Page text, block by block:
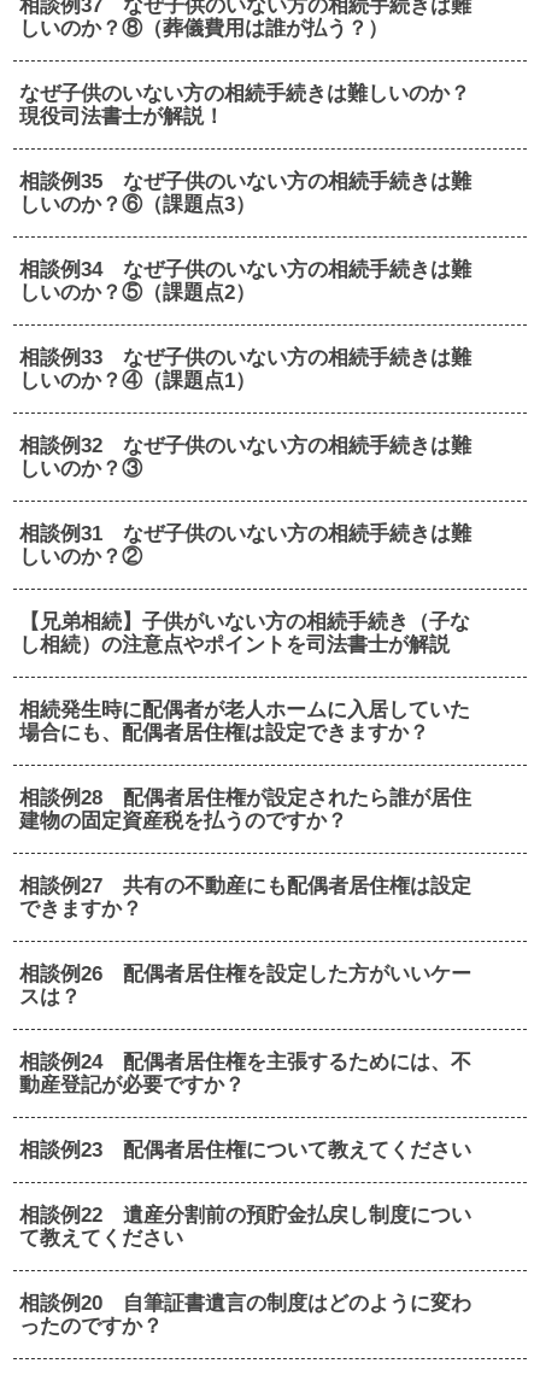
相談例37 なぜ子供のいない方の相続手続きは難
しいのか？⑧（葬儀費用は誰が払う？）
なぜ子供のいない方の相続手続きは難しいのか？
現役司法書士が解説！
相談例35 なぜ子供のいない方の相続手続きは難
しいのか？⑥（課題点3）
相談例34 なぜ子供のいない方の相続手続きは難
しいのか？⑤（課題点2）
相談例33 なぜ子供のいない方の相続手続きは難
しいのか？④（課題点1）
相談例32 なぜ子供のいない方の相続手続きは難
しいのか？③
相談例31 なぜ子供のいない方の相続手続きは難
しいのか？②
【兄弟相続】子供がいない方の相続手続き（子な
し相続）の注意点やポイントを司法書士が解説
相続発生時に配偶者が老人ホームに入居していた
場合にも、配偶者居住権は設定できますか？
相談例28 配偶者居住権が設定されたら誰が居住
建物の固定資産税を払うのですか？
相談例27 共有の不動産にも配偶者居住権は設定
できますか？
相談例26 配偶者居住権を設定した方がいいケー
スは？
相談例24 配偶者居住権を主張するためには、不
動産登記が必要ですか？
相談例23 配偶者居住権について教えてください
相談例22 遺産分割前の預貯金払戻し制度につい
て教えてください
相談例20 自筆証書遺言の制度はどのように変わ
ったのですか？